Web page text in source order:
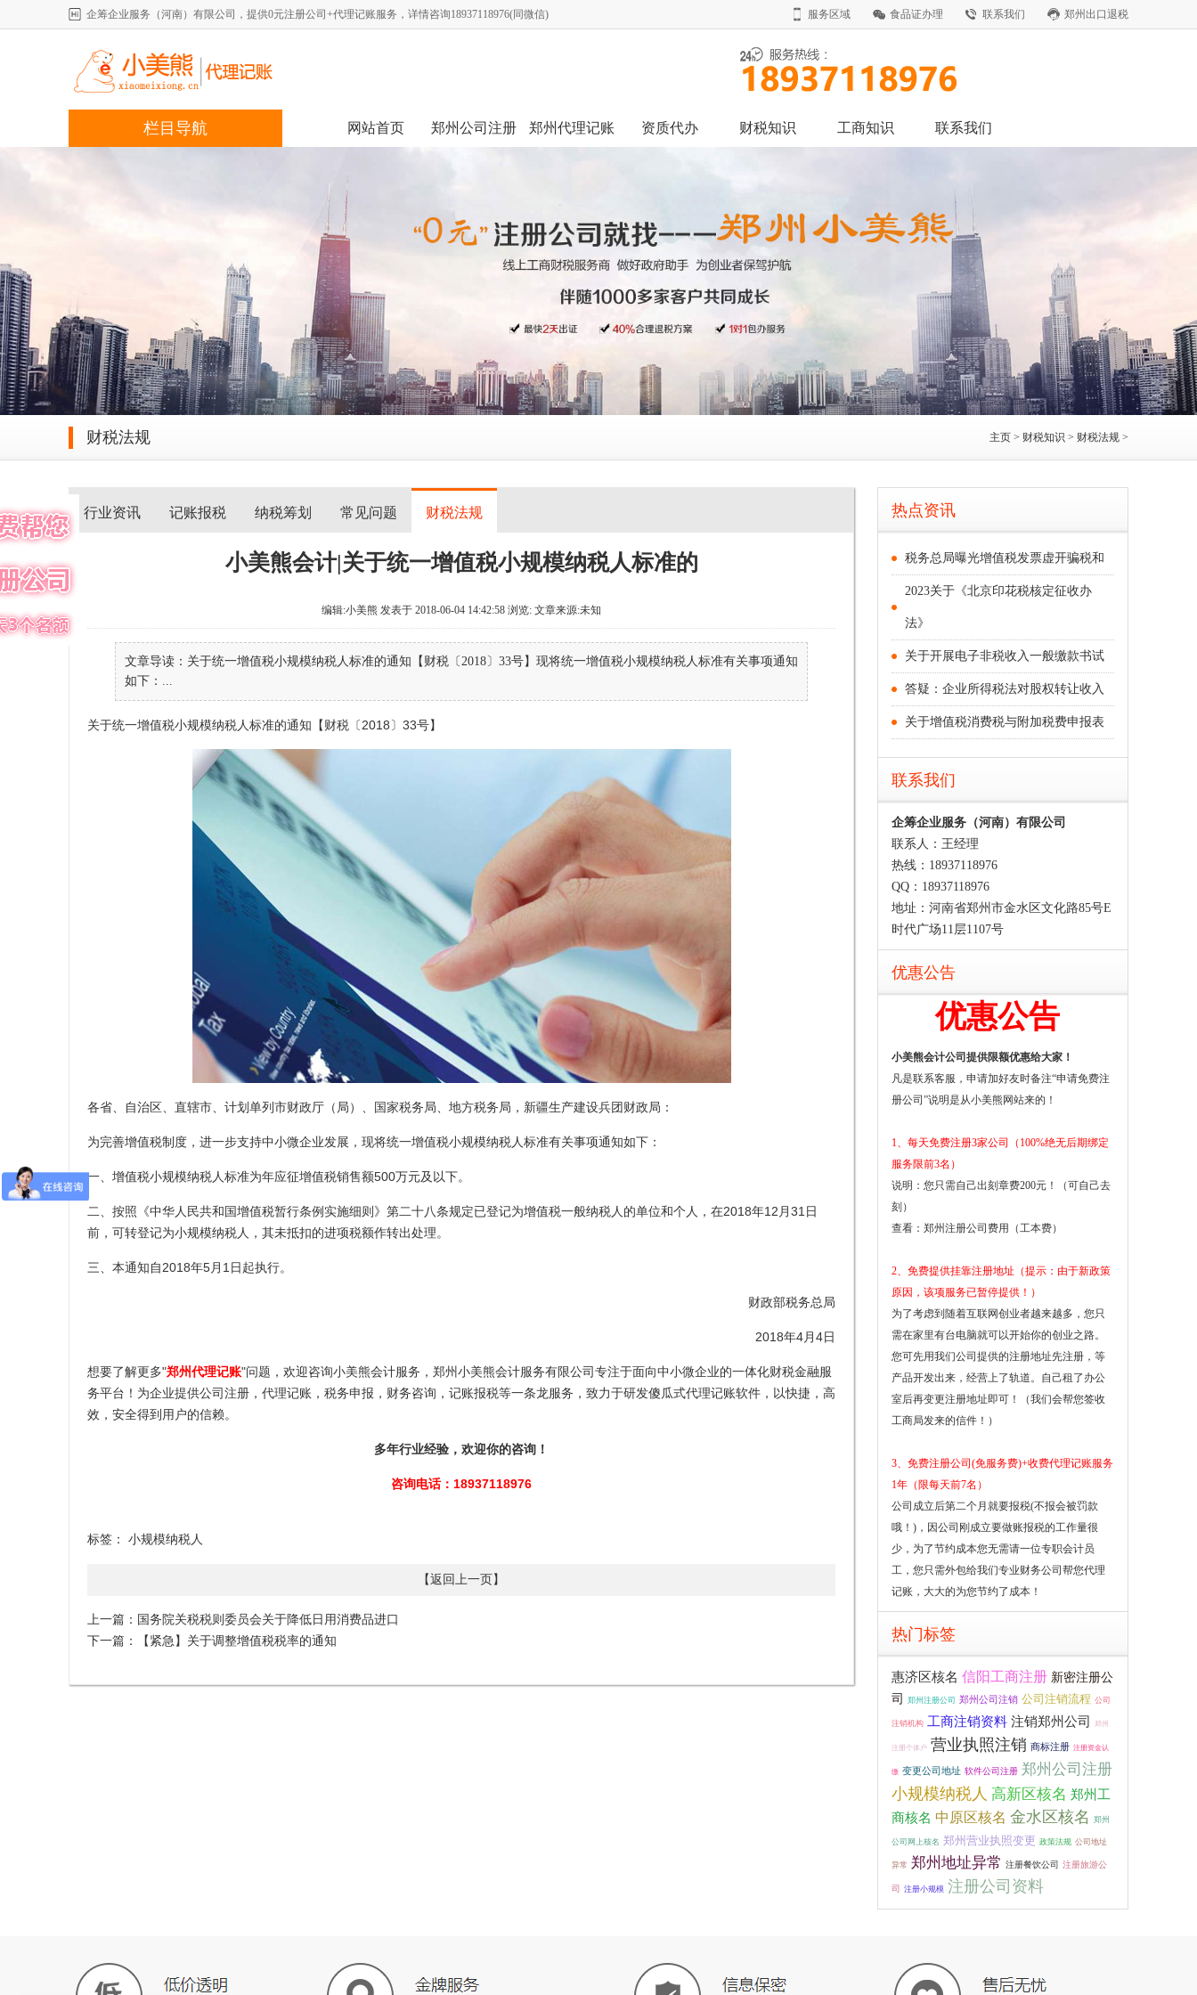
企筹企业服务（河南）有限公司，提供0元注册公司+代理记账服务，详情咨询18937118976(同微信) 服务区域 食品证办理 联系我们 郑州出口退税
栏目导航 网站首页 郑州公司注册 郑州代理记账 资质代办 财税知识 工商知识 联系我们
财税法规 主页 > 财税知识 > 财税法规 >
行业资讯 记账报税 纳税筹划 常见问题 财税法规
小美熊会计|关于统一增值税小规模纳税人标准的
编辑:小美熊 发表于 2018-06-04 14:42:58 浏览: 文章来源:未知
文章导读：关于统一增值税小规模纳税人标准的通知【财税〔2018〕33号】现将统一增值税小规模纳税人标准有关事项通知
如下：...
关于统一增值税小规模纳税人标准的通知【财税〔2018〕33号】
各省、自治区、直辖市、计划单列市财政厅（局）、国家税务局、地方税务局，新疆生产建设兵团财政局：
为完善增值税制度，进一步支持中小微企业发展，现将统一增值税小规模纳税人标准有关事项通知如下：
一、增值税小规模纳税人标准为年应征增值税销售额500万元及以下。
二、按照《中华人民共和国增值税暂行条例实施细则》第二十八条规定已登记为增值税一般纳税人的单位和个人，在2018年12月31日
前，可转登记为小规模纳税人，其未抵扣的进项税额作转出处理。
三、本通知自2018年5月1日起执行。
财政部税务总局
2018年4月4日
想要了解更多"郑州代理记账"问题，欢迎咨询小美熊会计服务，郑州小美熊会计服务有限公司专注于面向中小微企业的一体化财税金融服
务平台！为企业提供公司注册，代理记账，税务申报，财务咨询，记账报税等一条龙服务，致力于研发傻瓜式代理记账软件，以快捷，高
效，安全得到用户的信赖。
多年行业经验，欢迎你的咨询！
咨询电话：18937118976
标签： 小规模纳税人
【返回上一页】
上一篇： 国务院关税税则委员会关于降低日用消费品进口
下一篇：
【紧急】关于调整增值税税率的通知
热点资讯
税务总局曝光增值税发票虚开骗税和
2023关于《北京印花税核定征收办
法》
关于开展电子非税收入一般缴款书试
答疑：企业所得税法对股权转让收入
关于增值税消费税与附加税费申报表
联系我们
企筹企业服务（河南）有限公司
联系人：王经理
热线：18937118976
QQ：18937118976
地址：河南省郑州市金水区文化路85号E
时代广场11层1107号
优惠公告
优惠公告
小美熊会计公司提供限额优惠给大家！
凡是联系客服，申请加好友时备注“申请免费注
册公司”说明是从小美熊网站来的！
1、每天免费注册3家公司（100%绝无后期绑定
服务限前3名）
说明：您只需自己出刻章费200元！（可自己去
刻）
查看： 郑州注册公司费用（工本费）
2、免费提供挂靠注册地址（提示：由于新政策
原因，该项服务已暂停提供！）
为了考虑到随着互联网创业者越来越多，您只
需在家里有台电脑就可以开始你的创业之路。
您可先用我们公司提供的注册地址先注册，等
产品开发出来，经营上了轨道。自己租了办公
室后再变更注册地址即可！（我们会帮您签收
工商局发来的信件！）
3、免费注册公司(免服务费)+收费代理记账服务
1年（限每天前7名）
公司成立后第二个月就要报税(不报会被罚款
哦！)，因公司刚成立要做账报税的工作量很
少，为了节约成本您无需请一位专职会计员
工，您只需外包给我们专业财务公司帮您代理
记账，大大的为您节约了成本！
热门标签
惠济区核名 信阳工商注册 新密注册公
司
郑州注册公司 郑州公司注销 公司注销流程 公司
注销机构 工商注销资料 注销郑州公司 郑州
注册个体户 营业执照注销 商标注册 注册资金认
缴 变更公司地址 软件公司注册 郑州公司注册
小规模纳税人 高新区核名 郑州工
商核名 中原区核名 金水区核名 郑州
公司网上核名 郑州营业执照变更 政策法规 公司地址
异常 郑州地址异常 注册餐饮公司 注册旅游公
司 注册小规模 注册公司资料